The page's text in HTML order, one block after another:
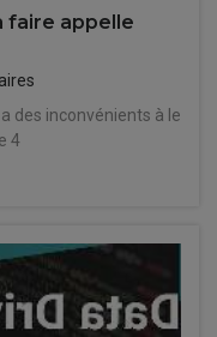
faire appelle
des inconvénients à le
4